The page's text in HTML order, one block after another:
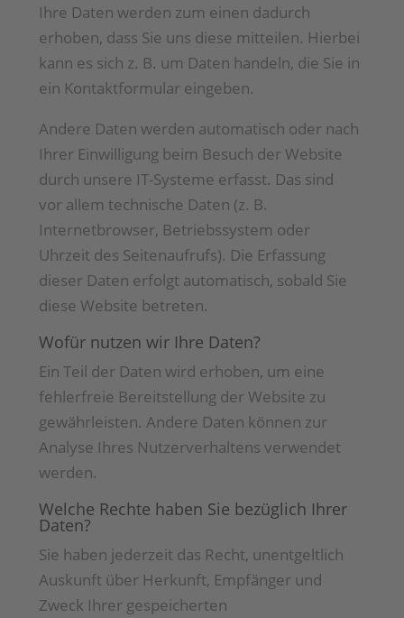
Ihre Daten werden zum einen dadurch
erhoben, dass Sie uns diese mitteilen. Hierbei
kann es sich z. B. um Daten handeln, die Sie in
ein Kontaktformular eingeben.
Andere Daten werden automatisch oder nach
Ihrer Einwilligung beim Besuch der Website
durch unsere IT-Systeme erfasst. Das sind
vor allem technische Daten (z. B.
Internetbrowser, Betriebssystem oder
Uhrzeit des Seitenaufrufs). Die Erfassung
dieser Daten erfolgt automatisch, sobald Sie
diese Website betreten.
Wofür nutzen wir Ihre Daten?
Ein Teil der Daten wird erhoben, um eine
fehlerfreie Bereitstellung der Website zu
gewährleisten. Andere Daten können zur
Analyse Ihres Nutzerverhaltens verwendet
werden.
Welche Rechte haben Sie bezüglich Ihrer
Daten?
Sie haben jederzeit das Recht, unentgeltlich
Auskunft über Herkunft, Empfänger und
Zweck Ihrer gespeicherten